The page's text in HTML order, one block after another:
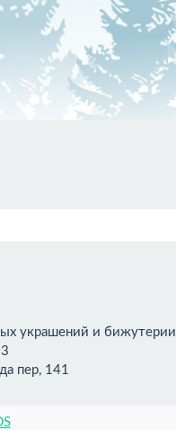
украшений и бижутерии
пер, 141